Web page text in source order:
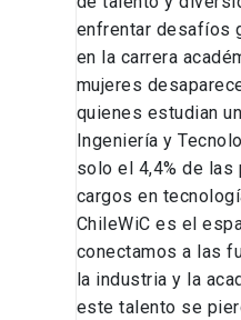
enfrentar desafíos
en la carrera
mujeres
quienes estudian
Ingeniería y
solo el 4,4% de
cargos en
ChileWiC es el
conectamos a las
la industria y la
este talento se